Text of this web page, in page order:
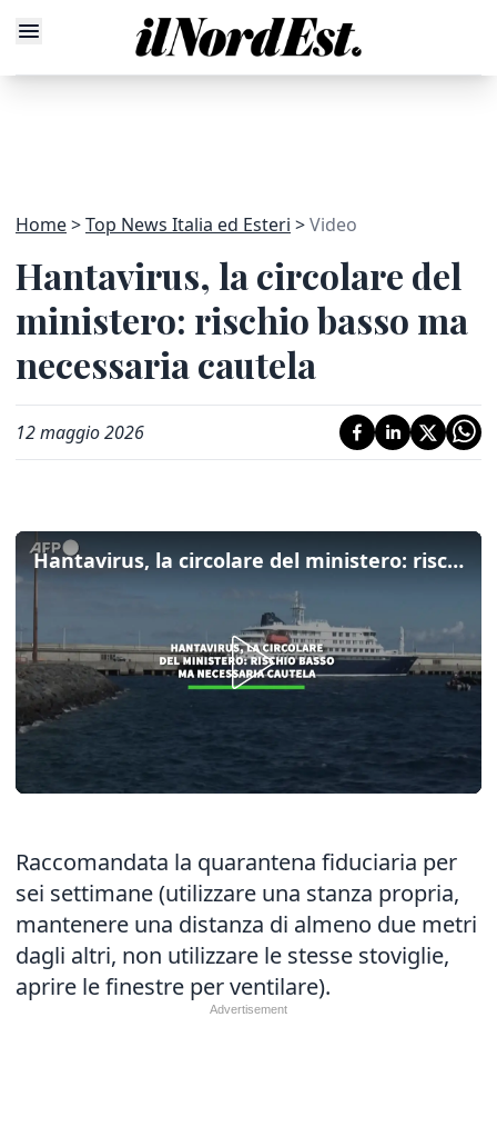
Home Top News Italia ed Esteri Video
Hantavirus, la circolare del
ministero: rischio basso ma
necessaria cautela
12 maggio 2026
Hantavirus, la circolare del ministero: rischio basso ma necessaria cautela
Raccomandata la quarantena fiduciaria per
sei settimane (utilizzare una stanza propria,
mantenere una distanza di almeno due metri
dagli altri, non utilizzare le stesse stoviglie,
aprire le finestre per ventilare).